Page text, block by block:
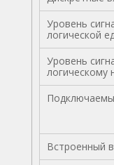
Уровень
логической
Уровень
логическому
Встроенный